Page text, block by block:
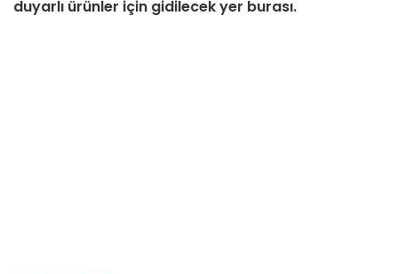
duyarlı ürünler için gidilecek yer burası.